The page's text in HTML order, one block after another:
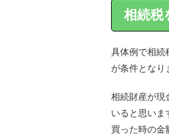
相続税
具体例で相続
が条件となり
相続財産が現
いると思いま
買った時の金